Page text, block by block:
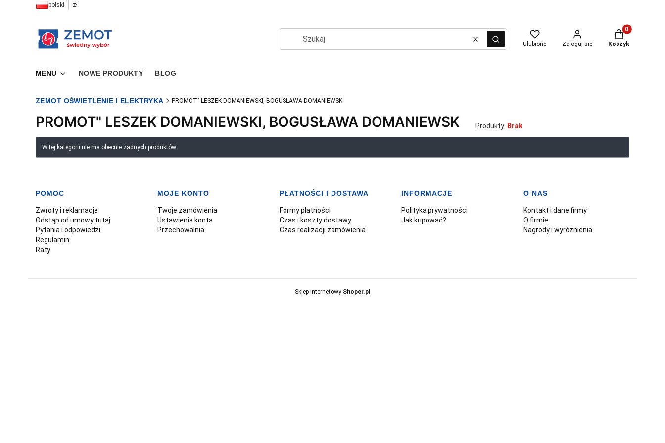
polski zł
WyczyśćSzukaj Ulubione Zaloguj się
Produkty w
Koszyk
MENU NOWE PRODUKTY BLOG
ZEMOT OŚWIETLENIE I ELEKTRYKA PROMOT" LESZEK DOMANIEWSKI, BOGUSŁAWA DOMANIEWSK
PROMOT" LESZEK DOMANIEWSKI, BOGUSŁAWA DOMANIEWSK Produkty: Brak
Lista produktów
W tej kategorii nie ma obecnie żadnych produktów
Linki w stopce
POMOC
Zwroty i reklamacje
Odstąp od umowy tutaj
Pytania i odpowiedzi
Regulamin
Raty
MOJE KONTO
Twoje zamówienia
Ustawienia konta
Przechowalnia
PŁATNOŚCI I DOSTAWA
Formy płatności
Czas i koszty dostawy
Czas realizacji zamówienia
INFORMACJE
Polityka prywatności
Jak kupować?
O NAS
Kontakt i dane firmy
O firmie
Nagrody i wyróżnienia
Sklep internetowy Shoper.pl